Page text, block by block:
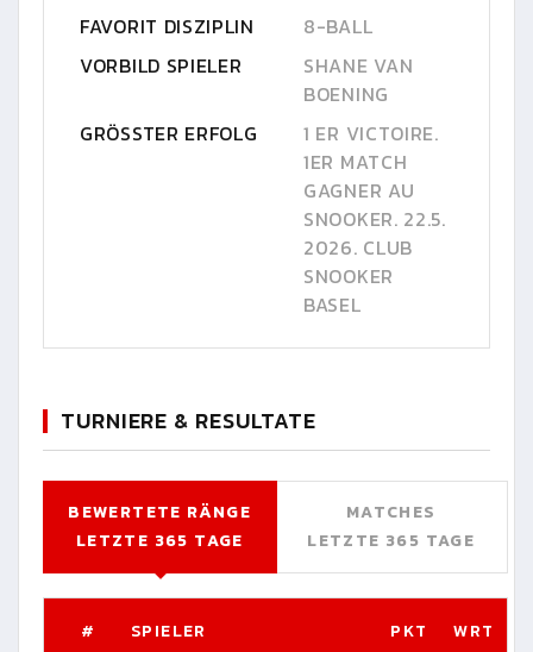
FAVORIT DISZIPLIN
8-BALL
VORBILD SPIELER
SHANE VAN
BOENING
GRÖSSTER ERFOLG
1 ER VICTOIRE.
1ER MATCH
GAGNER AU
SNOOKER. 22.5.
2026. CLUB
SNOOKER
BASEL
TURNIERE & RESULTATE
BEWERTETE RÄNGE
LETZTE 365 TAGE
MATCHES
LETZTE 365 TAGE
# SPIELER PKT WRT